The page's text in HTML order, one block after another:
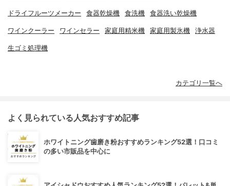
ドライフルーツメーカー 食器乾燥機 食洗機 食器洗い乾燥機
ワインクーラー ワインセラー 家庭用精米機 家庭用製氷機 浄水器
生ゴミ処理機
カテゴリ一覧へ
よく見られている人気おすすめ記事
ホワイトニング歯磨き粉おすすめランキング52選！口コミ
の多い市販品を中心に